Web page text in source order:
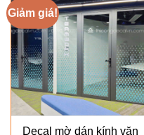
Giảm giá!
Decal mờ dán kính văn